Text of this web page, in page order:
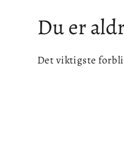
Du er
Det viktigste